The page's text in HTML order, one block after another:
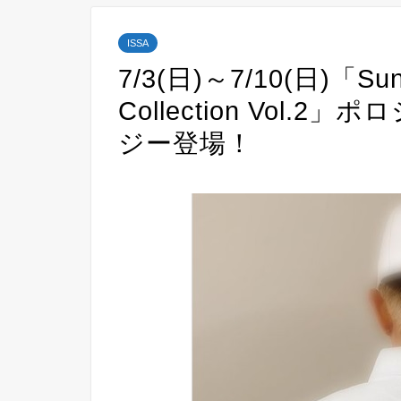
ISSA
7/3(日)～7/10(日)「
Collection Vol.2」ポ
ジー登場！